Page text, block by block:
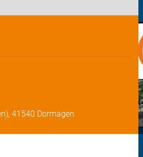
41540 Dormagen